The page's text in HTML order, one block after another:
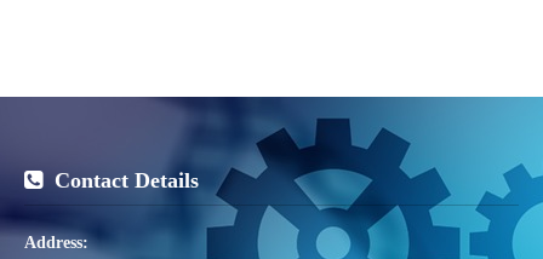
Contact Details
Address: